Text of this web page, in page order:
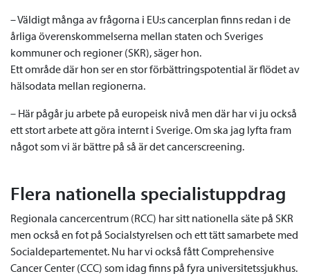
– Väldigt många av frågorna i EU:s cancerplan finns redan i de
årliga överenskommelserna mellan staten och Sveriges
kommuner och regioner (SKR), säger hon.
Ett område där hon ser en stor förbättringspotential är flödet av
hälsodata mellan regionerna.
– Här pågår ju arbete på europeisk nivå men där har vi ju också
ett stort arbete att göra internt i Sverige. Om ska jag lyfta fram
något som vi är bättre på så är det cancerscreening.
Flera nationella specialistuppdrag
Regionala cancercentrum (RCC) har sitt nationella säte på SKR
men också en fot på Socialstyrelsen och ett tätt samarbete med
Socialdepartementet. Nu har vi också fått Comprehensive
Cancer Center (CCC) som idag finns på fyra universitetssjukhus.